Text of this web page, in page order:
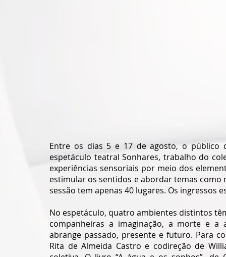
Entre os dias 5 e 17 de agosto, o público
espetáculo teatral Sonhares, trabalho do
experiências sensoriais por meio dos
estimular os sentidos e abordar temas como
sessão tem apenas 40 lugares. Os ingressos
No espetáculo, quatro ambientes distintos
companheiras a imaginação, a morte e a
abrange passado, presente e futuro. Para
Rita de Almeida Castro e codireção de